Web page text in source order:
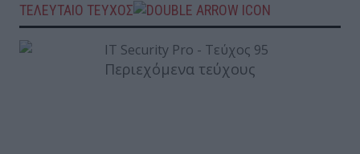
ΤΕΛΕΥΤΑΙΟ ΤΕΥΧΟΣ
Περιεχόμενα τεύχους